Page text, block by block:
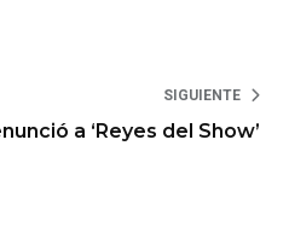
SIGUIENTE
a ‘Reyes del Show’